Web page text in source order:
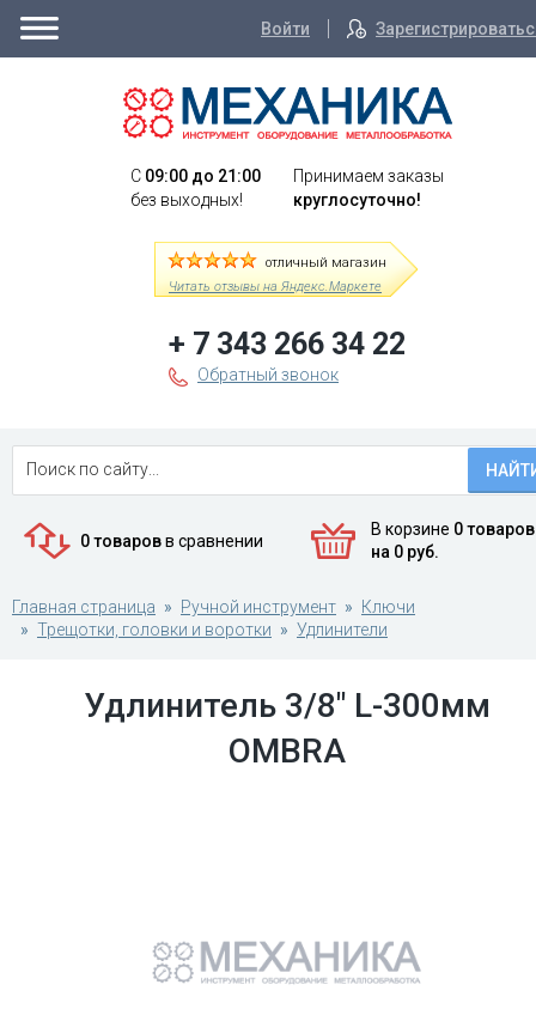
Войти
C 09:00 до 21:00
без выходных!
Принимаем заказы
круглосуточно!
отличный магазин
Читать отзывы на Яндекс.Маркете
+ 7 343 266 34 22
Обратный звонок
0 товаровв сравнении
В корзине 0 товаров
на 0 руб.
Главная страница Ручной инструмент
Ключи
Трещотки, головки и воротки
Удлинители
Удлинитель 3/8" L-300мм
OMBRA